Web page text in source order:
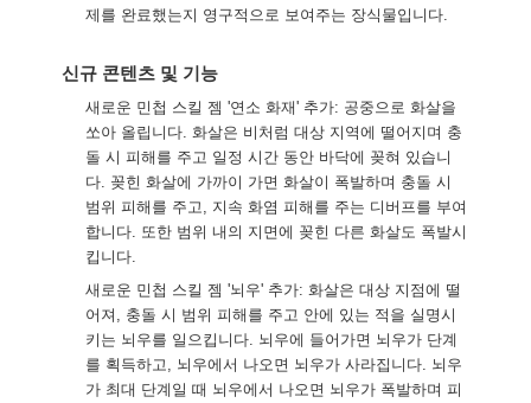
제를 완료했는지 영구적으로 보여주는 장식물입니다.
신규 콘텐츠 및 기능
새로운 민첩 스킬 젬 '연소 화재' 추가: 공중으로 화살을
쏘아 올립니다. 화살은 비처럼 대상 지역에 떨어지며 충
돌 시 피해를 주고 일정 시간 동안 바닥에 꽂혀 있습니
다. 꽂힌 화살에 가까이 가면 화살이 폭발하며 충돌 시
범위 피해를 주고, 지속 화염 피해를 주는 디버프를 부여
합니다. 또한 범위 내의 지면에 꽂힌 다른 화살도 폭발시
킵니다.
새로운 민첩 스킬 젬 '뇌우' 추가: 화살은 대상 지점에 떨
어져, 충돌 시 범위 피해를 주고 안에 있는 적을 실명시
키는 뇌우를 일으킵니다. 뇌우에 들어가면 뇌우가 단계
를 획득하고, 뇌우에서 나오면 뇌우가 사라집니다. 뇌우
가 최대 단계일 때 뇌우에서 나오면 뇌우가 폭발하며 피